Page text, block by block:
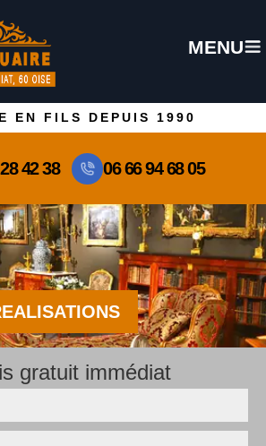
MENU
EN FILS DEPUIS 1990
42 38 06 66 94 68 05
gratuit immédiat